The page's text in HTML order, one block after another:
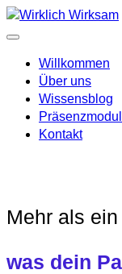
Skip
to
Willkommen
Über uns
Wissensblog
Kontakt
Mehr als
was dein